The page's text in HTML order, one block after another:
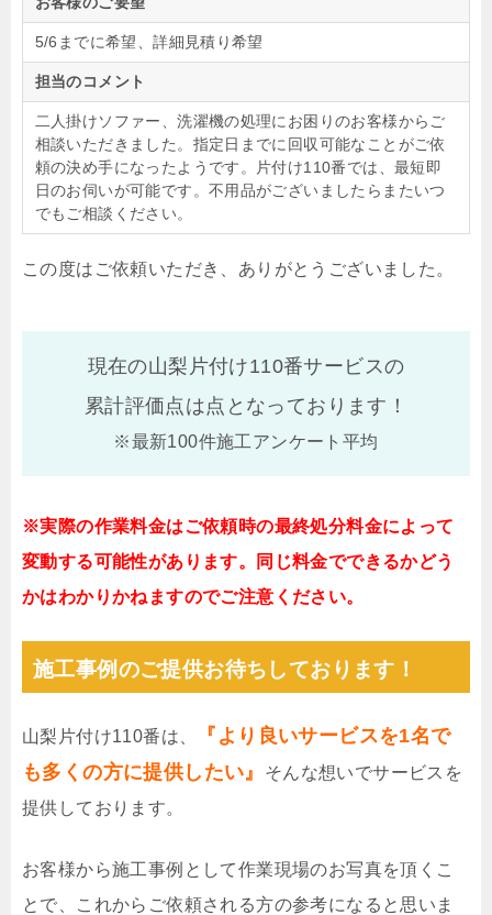
5/6までに希望、詳細見積り希望
担当のコメント
二人掛けソファー、洗濯機の処理にお困りのお客様からご
相談いただきました。指定日までに回収可能なことがご依
頼の決め手になったようです。片付け110番では、最短即
日のお伺いが可能です。不用品がございましたらまたいつ
でもご相談ください。
この度はご依頼いただき、ありがとうございました。
現在の山梨片付け110番サービスの
累計評価点は点となっております！
※最新100件施工アンケート平均
※実際の作業料金はご依頼時の最終処分料金によって
変動する可能性があります。同じ料金でできるかどう
かはわかりかねますのでご注意ください。
施工事例のご提供お待ちしております！
山梨片付け110番は、
『より良いサービスを1名で
も多くの方に提供したい』
そんな想いでサービスを
提供しております。
お客様から施工事例として作業現場のお写真を頂くこ
とで、これからご依頼される方の参考になると思いま